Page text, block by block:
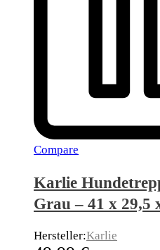
Compare
Karlie
Grau – 41 x 29,5
Hersteller:Karlie